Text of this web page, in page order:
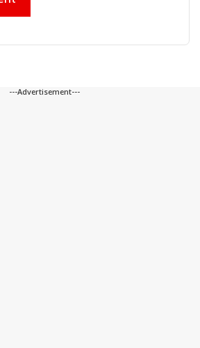
---Advertisement---